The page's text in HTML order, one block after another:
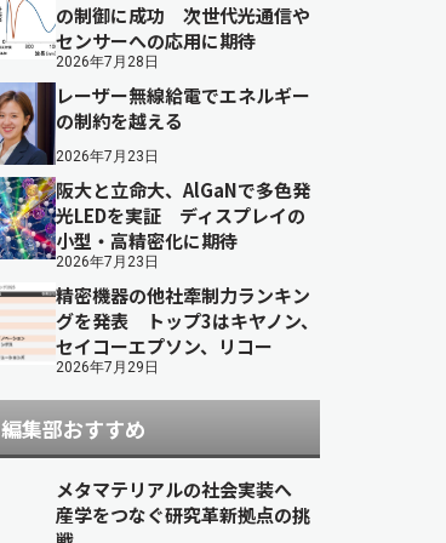
の制御に成功 次世代光通信や
センサーへの応用に期待
2026年7月28日
レーザー無線給電でエネルギー
の制約を越える
2026年7月23日
阪大と立命大、AlGaNで多色発
光LEDを実証 ディスプレイの
小型・高精密化に期待
2026年7月23日
精密機器の他社牽制力ランキン
グを発表 トップ3はキヤノン、
セイコーエプソン、リコー
2026年7月29日
編集部おすすめ
メタマテリアルの社会実装へ
産学をつなぐ研究革新拠点の挑